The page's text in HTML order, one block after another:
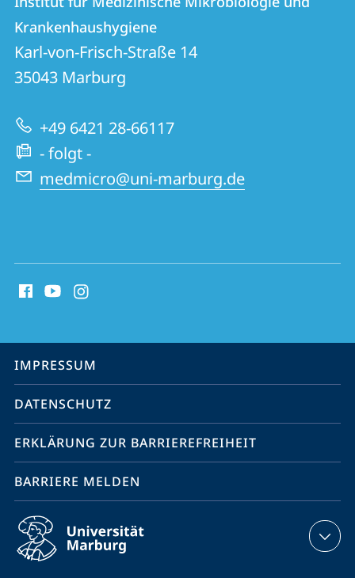
und
Informationen
zur
Website
Institut
für
Medizinische
Mikrobiologie
und
Krankenhaushygiene
Krankenhaushygiene
Karl-von-Frisch-Straße 14
35043 Marburg
+49 6421 28-66117
- folgt -
medmicro@uni-marburg.de
Media
Service-
Navigation
IMPRESSUM
DATENSCHUTZ
ERKLÄRUNG ZUR BARRIEREFREIHEIT
BARRIERE MELDEN